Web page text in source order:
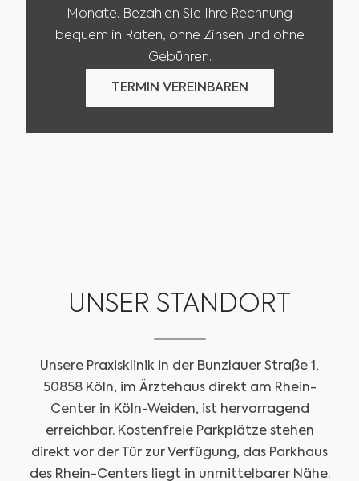
Monate. Bezahlen Sie Ihre Rechnung
bequem in Raten, ohne Zinsen und ohne
Gebühren.
TERMIN VEREINBAREN
TERMIN VEREINBAREN
UNSER STANDORT
Unsere Praxisklinik in der Bunzlauer Straße 1,
50858 Köln, im Ärztehaus direkt am Rhein-
Center in Köln-Weiden, ist hervorragend
erreichbar. Kostenfreie Parkplätze stehen
direkt vor der Tür zur Verfügung, das Parkhaus
des Rhein-Centers liegt in unmittelbarer Nähe.